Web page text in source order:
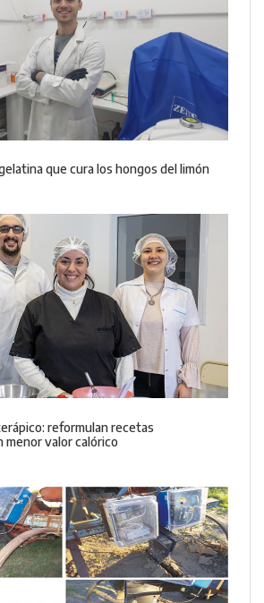
que cura los hongos del limón
reformulan recetas
menor valor calórico